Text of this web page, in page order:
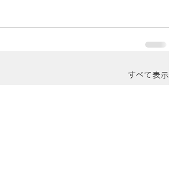
すべて表示